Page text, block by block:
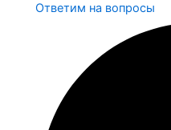
Ответим на вопросы